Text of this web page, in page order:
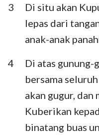
Obaja
Mikha
Habakuk
Hagai
Maleakhi
3
Di situ akan
lepas dari
anak-anak
4
Di atas gunung-
bersama
akan gugur, dan
Kuberikan
binatang buas